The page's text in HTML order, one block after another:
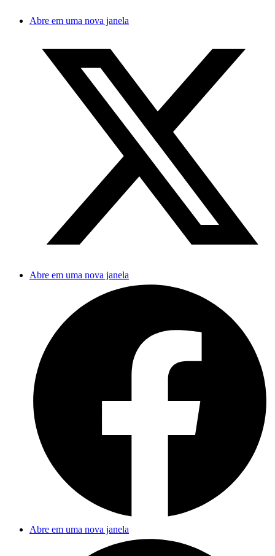
Abre em uma nova janela
Abre em uma nova janela
Abre em uma nova janela